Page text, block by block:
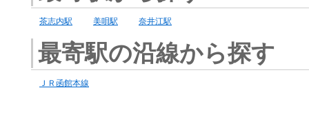
茶志内駅 美唄駅 奈井江駅
最寄駅の沿線から探す
ＪＲ函館本線